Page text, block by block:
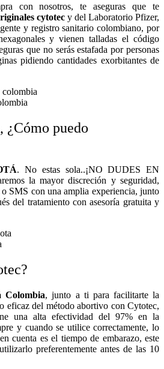
con nosotros, te aseguras que te
cytotec y del Laboratorio Pfizer,
y registro sanitario colombiano, por
y vienen talladas el código
que no serás estafada por personas
pidiendo cantidades exorbitantes de
¿Cómo puedo
. No estas sola..¡NO DUDES EN
la mayor discreción y seguridad,
SMS con una amplia experiencia, junto
del tratamiento con asesoría gratuita y
Colombia, junto a ti para facilitarte la
eficaz del método abortivo con Cytotec,
una alta efectividad del 97% en la
y cuando se utilice correctamente, lo
cuenta es el tiempo de embarazo, este
preferentemente antes de las 10